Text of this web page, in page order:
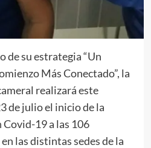
de su estrategia “Un
Más Conectado”, la
realizará este
de julio el inicio de la
19 a las 106
las distintas sedes de la